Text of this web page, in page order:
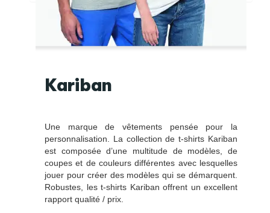
Kariban
Une marque de vêtements pensée pour la
personnalisation. La collection de t-shirts Kariban
est composée d’une multitude de modèles, de
coupes et de couleurs différentes avec lesquelles
jouer pour créer des modèles qui se démarquent.
Robustes, les t-shirts Kariban offrent un excellent
rapport qualité / prix.